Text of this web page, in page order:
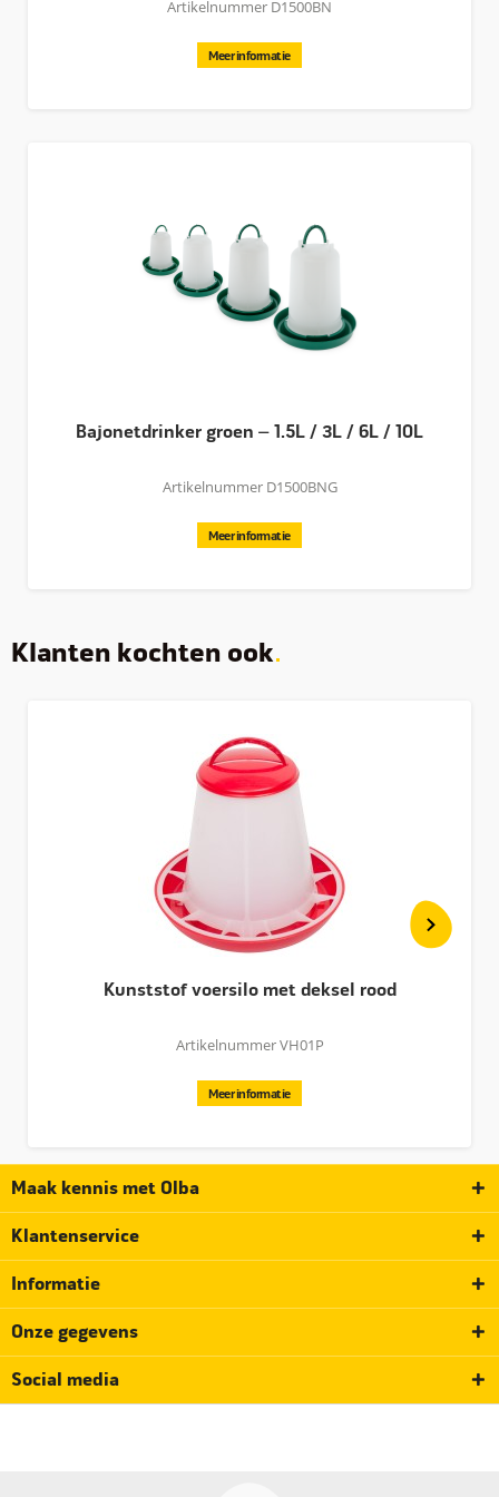
De ophang-set is apart verkrijgbaar.
Artikelnummer D1500BN
Meer informatie
Bajonetdrinker groen – 1.5L / 3L / 6L / 10L
Artikelnummer D1500BNG
Meer informatie
Klanten kochten ook
Kunststof voersilo met deksel rood
Artikelnummer VH01P
Meer informatie
Maak kennis met Olba
Klantenservice
Informatie
Onze gegevens
Social media